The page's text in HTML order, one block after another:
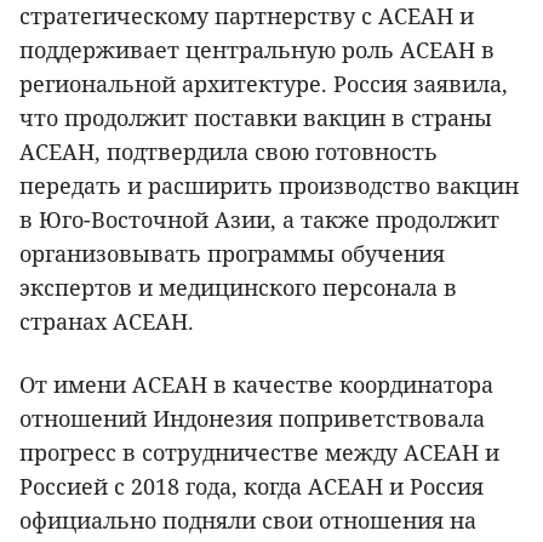
стратегическому партнерству с АСЕАН и
поддерживает центральную роль АСЕАН в
региональной архитектуре. Россия заявила,
что продолжит поставки вакцин в страны
АСЕАН, подтвердила свою готовность
передать и расширить производство вакцин
в Юго-Восточной Азии, а также продолжит
организовывать программы обучения
экспертов и медицинского персонала в
странах АСЕАН.
От имени АСЕАН в качестве координатора
отношений Индонезия поприветствовала
прогресс в сотрудничестве между АСЕАН и
Россией с 2018 года, когда АСЕАН и Россия
официально подняли свои отношения на